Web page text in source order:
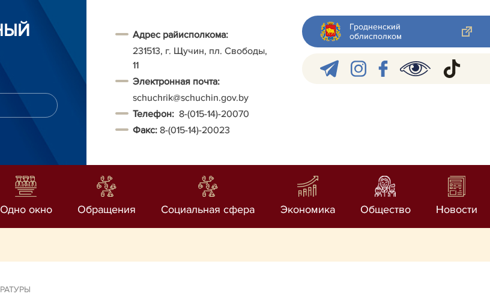
Адрес райисполкома:
231513, г. Щучин, пл. Свободы,
11
Электронная почта:
schuchrik@schuchin.gov.by
Телефон: 8-(015-14)-20070
Факс: 8-(015-14)-20023
Гродненский
облисполком
Одно окно Обращения Социальная сфера Экономика Общество Новости